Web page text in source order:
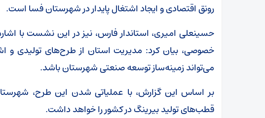
رونق اقتصادی و ایجاد اشتغال پایدار در شهرستان فسا است.
حسینعلی امیری، استاندار فارس، نیز در این نشست با
خصوصی، بیان کرد: مدیریت استان از طرح‌های تولیدی و
می‌تواند زمینه‌ساز توسعه صنعتی شهرستان باشد.
بر اساس این گزارش، با عملیاتی شدن این طرح،
قطب‌های تولید بیرینگ در کشور را خواهد داشت.